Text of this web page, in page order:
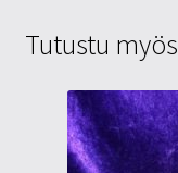
Tutustu myös